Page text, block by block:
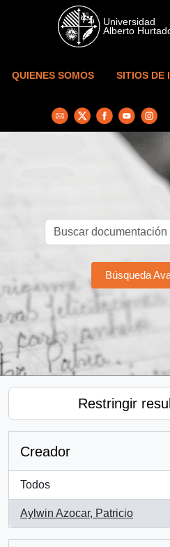
Skip to main content
QUIENES SOMOS SITIOS DE
Búsqueda
Restringir
Creador
Todos
Aylwin Azocar, Patricio
, 1 resultados